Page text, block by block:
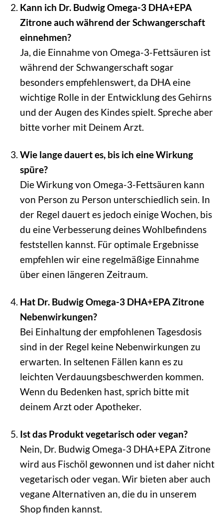
Kann ich Dr. Budwig Omega-3 DHA+EPA
Zitrone auch während der Schwangerschaft
einnehmen?
Ja, die Einnahme von Omega-3-Fettsäuren ist
während der Schwangerschaft sogar
besonders empfehlenswert, da DHA eine
wichtige Rolle in der Entwicklung des Gehirns
und der Augen des Kindes spielt. Spreche aber
bitte vorher mit Deinem Arzt.
Wie lange dauert es, bis ich eine Wirkung
spüre?
Die Wirkung von Omega-3-Fettsäuren kann
von Person zu Person unterschiedlich sein. In
der Regel dauert es jedoch einige Wochen, bis
du eine Verbesserung deines Wohlbefindens
feststellen kannst. Für optimale Ergebnisse
empfehlen wir eine regelmäßige Einnahme
über einen längeren Zeitraum.
Hat Dr. Budwig Omega-3 DHA+EPA Zitrone
Nebenwirkungen?
Bei Einhaltung der empfohlenen Tagesdosis
sind in der Regel keine Nebenwirkungen zu
erwarten. In seltenen Fällen kann es zu
leichten Verdauungsbeschwerden kommen.
Wenn du Bedenken hast, sprich bitte mit
deinem Arzt oder Apotheker.
Ist das Produkt vegetarisch oder vegan?
Nein, Dr. Budwig Omega-3 DHA+EPA Zitrone
wird aus Fischöl gewonnen und ist daher nicht
vegetarisch oder vegan. Wir bieten aber auch
vegane Alternativen an, die du in unserem
Shop finden kannst.